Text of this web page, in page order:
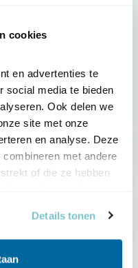
cookies
en advertenties te
social media te bieden
Ook delen we
site met onze
en analyse. Deze
met andere
of die ze hebben
Details tonen